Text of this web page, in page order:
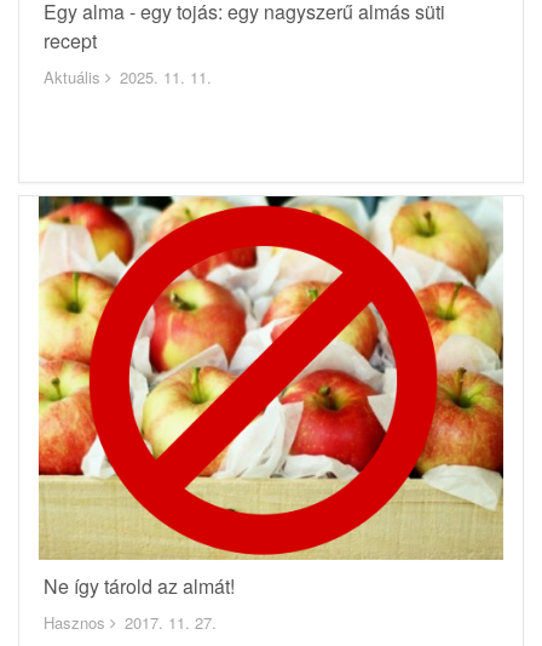
Egy alma - egy tojás: egy nagyszerű almás süti
recept
Aktuális 2025. 11. 11.
Ne így tárold az almát!
Hasznos 2017. 11. 27.